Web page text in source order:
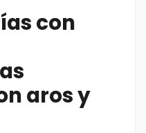
con
aros y